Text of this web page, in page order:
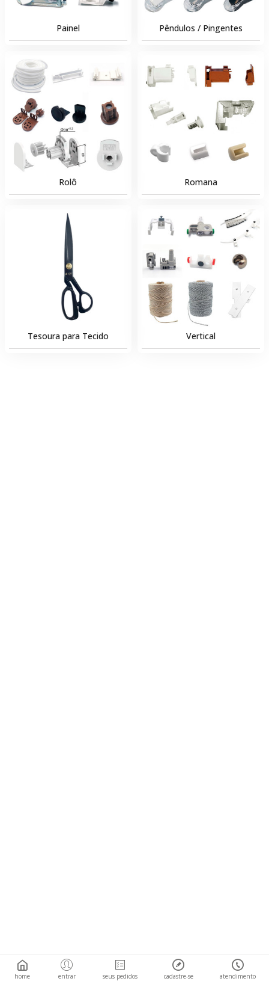
Painel Pêndulos / Pingentes
Rolô Romana
Tesoura para Tecido Vertical
home entrar seus pedidos cadastre-se atendimento